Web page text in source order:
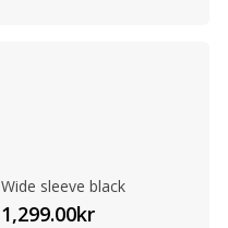
Wide sleeve black
1,299.00kr